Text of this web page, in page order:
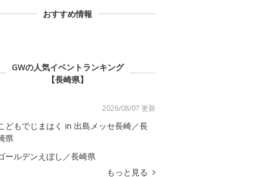
おすすめ情報
GWの人気イベントランキング
【長崎県】
2026/08/07 更新
どもでじまはく in 出島メッセ長崎／長
県
ールデンえぼし／長崎県
もっと見る